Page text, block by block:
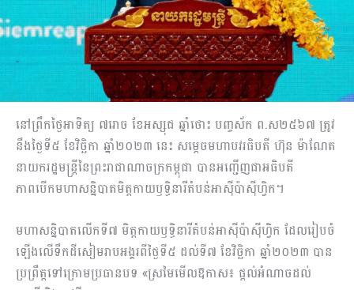
នៅព្រឹកថ្ងៃអាទិត្យ ៧រោច ខែអស្សុជ ឆ្នាំថោះ បញ្ចស័ក ព.ស២៥៦៧ ត្រូវ
នឹងថ្ងៃទី៥ ខែ​វិច្ឆិកា ឆ្នាំ២០២៣ នេះ សម្តេចមហាបវរធិបតី ហ៊ុន ម៉ាណែត
នាយករដ្ឋមន្ត្រីនៃព្រះរាជាណាចក្រកម្ពុជា បានអញ្ជើញ​ជាអធិប​តី
ភាពបើកមហាសន្និបាត​មិត្តកាយឫទ្ធិនារីតំបន់អាស៊ីប៉ាស៊ីហ្វិក។
មហាសន្និបាតលើកទី៧ មិត្តកាយឫទ្ធិនារីតំបន់អាស៊ីប៉ាស៊ីហ្វិក ដែលរៀបចំ
ឡើង​លើទឹកដី​សៀមរាបអង្គរ​ពី​ថ្ងៃទី៥ ដល់ទី៧ ខែវិច្ឆិកា ឆ្នាំ២០២៣ បាន
ប្រព្រឹត្តទៅ​ក្រោម​​ប្រធានបទ «ស្រមៃមើលឱកាស៖ ផ្តល់អំណាចដល់